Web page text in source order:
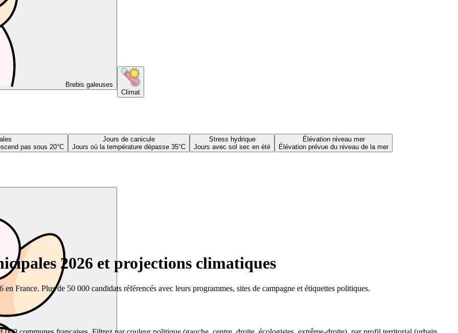
Brebis galeuses
Climat
pas sous 20°C
Jours de canicule
Jours où la température dépasse 35°C
Stress hydrique
Jours avec sol sec en été
Élévation niveau mer
Élévation prévue du niveau de la mer
2026 et projections climatiques
France. Plus de 50 000 candidats référencés avec leurs programmes, sites de campagne et étiquettes politiques.